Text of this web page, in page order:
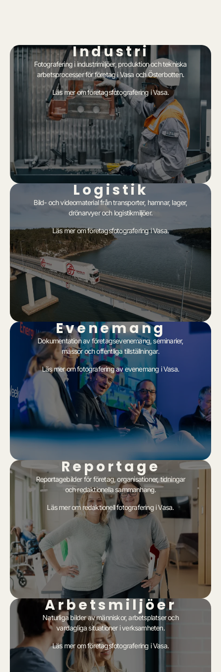
Industri
Fotografering i industrimiljöer, produktion och tekniska
arbetsprocesser för företag i Vasa och Österbotten.
Läs mer omföretagsfotografering i Vasa.
Logistik
Bild- och videomaterial från transporter, hamnar, lager,
drönarvyer och logistikmiljöer.
Läs mer omföretagsfotografering i Vasa.
Evenemang
Dokumentation av företagsevenemang, seminarier,
mässor och offentliga tillställningar.
Läs mer omfotografering av evenemang i Vasa.
Reportage
Reportagebilder för företag, organisationer, tidningar
och redaktionella sammanhang.
Läs mer omredaktionell fotografering i Vasa.
Arbetsmiljöer
Naturliga bilder av människor, arbetsplatser och
vardagliga situationer i verksamheten.
Läs mer omföretagsfotografering i Vasa.